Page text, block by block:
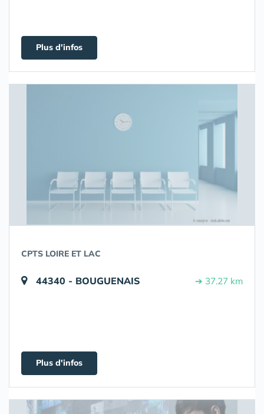
Plus d'infos
CPTS LOIRE ET LAC
44340 - BOUGUENAIS ➔ 37.27 km
Plus d'infos